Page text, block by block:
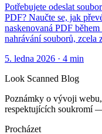
Potřebujete odeslat
PDF? Naučte se, jak
naskenovaná PDF
nahrávání souborů, zcela
5. ledna 2026 · 4 min
Look Scanned Blog
Poznámky o vývoji
respektujících soukromí
Procházet